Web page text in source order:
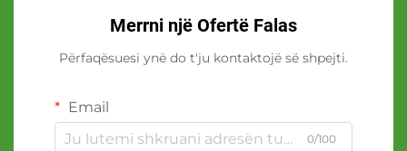
Merrni një Ofertë Falas
Përfaqësuesi ynë do t'ju kontaktojë së shpejti.
Email
0/100